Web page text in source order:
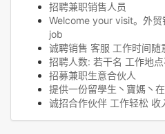
招聘兼职销售人员
Welcome your visit。外
job
诚聘销售 客服 工作时间
招聘人数: 若干名 工作地点
招募兼职生意合伙人
提供一份留學生丶寶媽丶
诚招合作伙伴 工作轻松